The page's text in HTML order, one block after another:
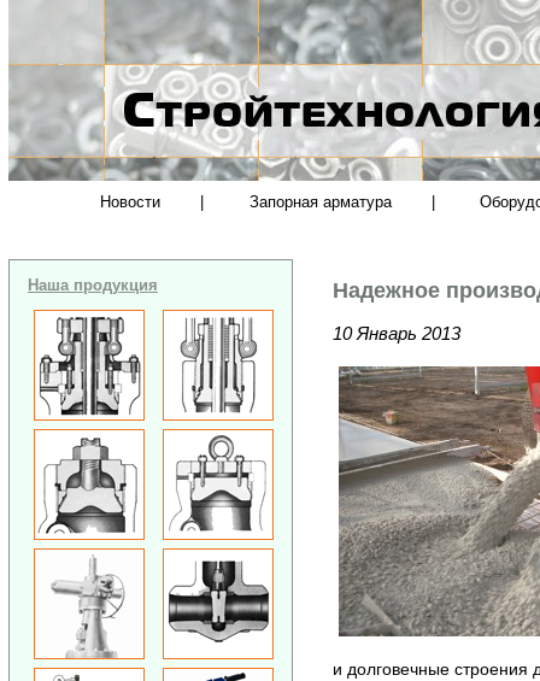
Новости Запорная арматура
Наша продукция Надежное
10 Январь 2013
и долговечные